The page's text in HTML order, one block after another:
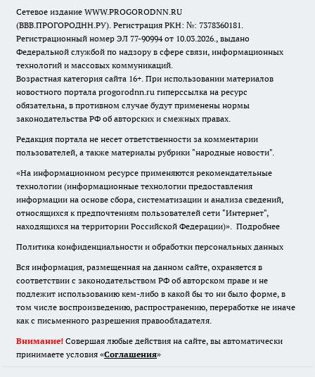
Сетевое издание WWW.PROGORODNN.RU
(ВВВ.ПРОГОРОДНН.РУ). Регистрация РКН: №: 7378360181.
Регистрационный номер ЭЛ 77-90994 от 10.03.2026., выдано
Федеральной службой по надзору в сфере связи, информационных
технологий и массовых коммуникаций.
Возрастная категория сайта 16+. При использовании материалов
новостного портала progorodnn.ru гиперссылка на ресурс
обязательна, в противном случае будут применены нормы
законодательства РФ об авторских и смежных правах.
Редакция портала не несет ответственности за комментарии
пользователей, а также материалы рубрики "народные новости".
«На информационном ресурсе применяются рекомендательные
технологии (информационные технологии предоставления
информации на основе сбора, систематизации и анализа сведений,
относящихся к предпочтениям пользователей сети "Интернет",
находящихся на территории Российской Федерации)». Подробнее
Политика конфиденциальности и обработки персональных данных
Вся информация, размещенная на данном сайте, охраняется в
соответствии с законодательством РФ об авторском праве и не
подлежит использованию кем-либо в какой бы то ни было форме, в
том числе воспроизведению, распространению, переработке не иначе
как с письменного разрешения правообладателя.
Внимание! Совершая любые действия на сайте, вы автоматически
принимаете условия «Cоглашения»